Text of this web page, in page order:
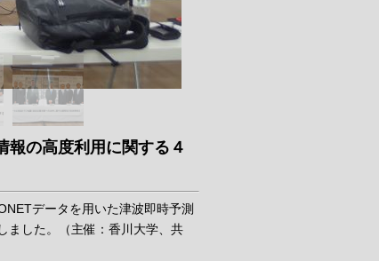
報の高度利用に関する４
データを用いた津波即時予測
ました。（主催：香川大学、共